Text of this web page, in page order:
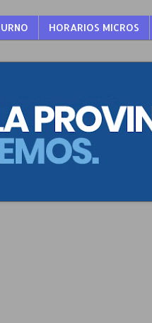
HORARIOS MICROS